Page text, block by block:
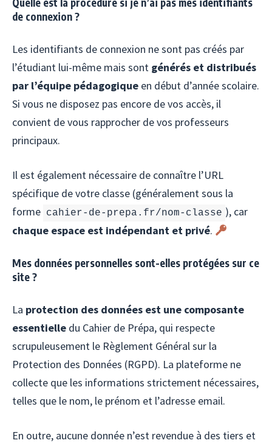
de connexion ?
Les identifiants de connexion ne sont pas créés par
l’étudiant lui-même mais sont générés et distribués
par l’équipe pédagogique en début d’année scolaire.
Si vous ne disposez pas encore de vos accès, il
convient de vous rapprocher de vos professeurs
principaux.
Il est également nécessaire de connaître l’URL
spécifique de votre classe (généralement sous la
forme cahier-de-prepa.fr/nom-classe ), car
chaque espace est indépendant et privé.
Mes données personnelles sont-elles protégées sur ce
site ?
La protection des données est une composante
essentielle du Cahier de Prépa, qui respecte
scrupuleusement le Règlement Général sur la
Protection des Données (RGPD). La plateforme ne
collecte que les informations strictement nécessaires,
telles que le nom, le prénom et l’adresse email.
En outre, aucune donnée n’est revendue à des tiers et